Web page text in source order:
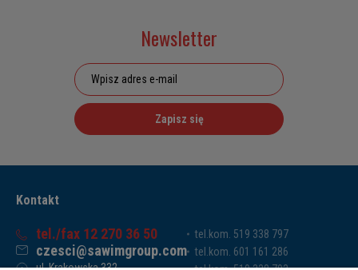
Newsletter
Zapisz się
Kontakt
tel./fax 12 270 36 50
czesci@sawimgroup.com
ul. Krakowska 332,
tel.kom. 519 338 797
tel.kom. 601 161 286